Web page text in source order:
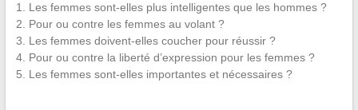
1. Les femmes sont-elles plus intelligentes que les hommes ?
2. Pour ou contre les femmes au volant ?
3. Les femmes doivent-elles coucher pour réussir ?
4. Pour ou contre la liberté d’expression pour les femmes ?
5. Les femmes sont-elles importantes et nécessaires ?